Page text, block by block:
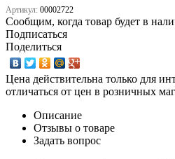
Артикул: 00002722
Сообщим, когда товар будет в
Подписаться
Поделиться
Цена действительна только для
отличаться от цен в розничных
Описание
Отзывы о товаре
Задать вопрос